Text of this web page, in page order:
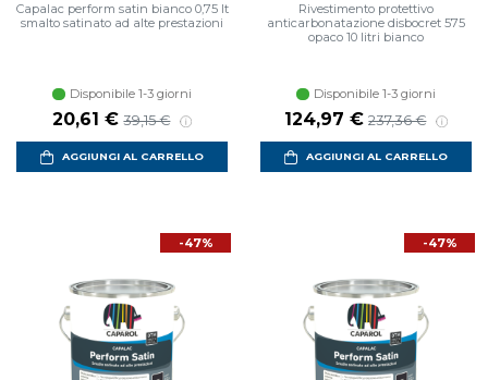
Capalac perform satin bianco 0,75 lt
smalto satinato ad alte prestazioni
Disponibile 1-3 giorni
Prezzo scontato
20,61 € Prezzo di listino
39,15 €
AGGIUNGI AL CARRELLO
Rivestimento protettivo
anticarbonatazione disbocret 575
opaco 10 litri bianco
Disponibile 1-3 giorni
Prezzo scontato
124,97 € Prezzo di
237,36 €
AGGIUNGI AL CARRELLO
-47% -47%